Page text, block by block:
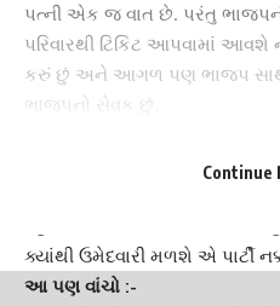
પત્ની એક જ વાત છે. પરંતુ
પરિવારથી ટિકિટ આપવામાં
કરું છું અને આગળ પણ ભાજપ સાથે
ભાજપનો સેવક છું.
કહ્યું કે ટિકિટનો
ક્યાંથી ઉમેદવારી મળશે એ પાર્ટી
આ પણ વાંચો :-
Continue